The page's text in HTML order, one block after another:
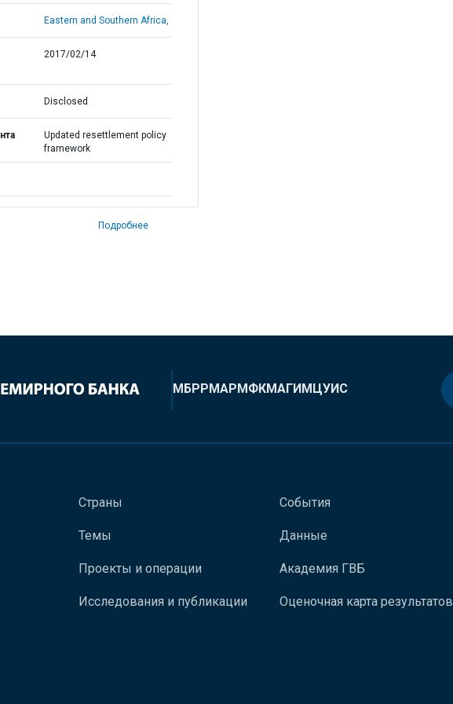
Eastern and Southern Africa,
2017/02/14
Disclosed
Updated resettlement policy
framework
Подробнее
МБРРМАРМФКМАГИМЦУИС
Страны
Темы
Проекты и операции
Исследования и публикации
События
Данные
Академия ГВБ
Оценочная карта результатов